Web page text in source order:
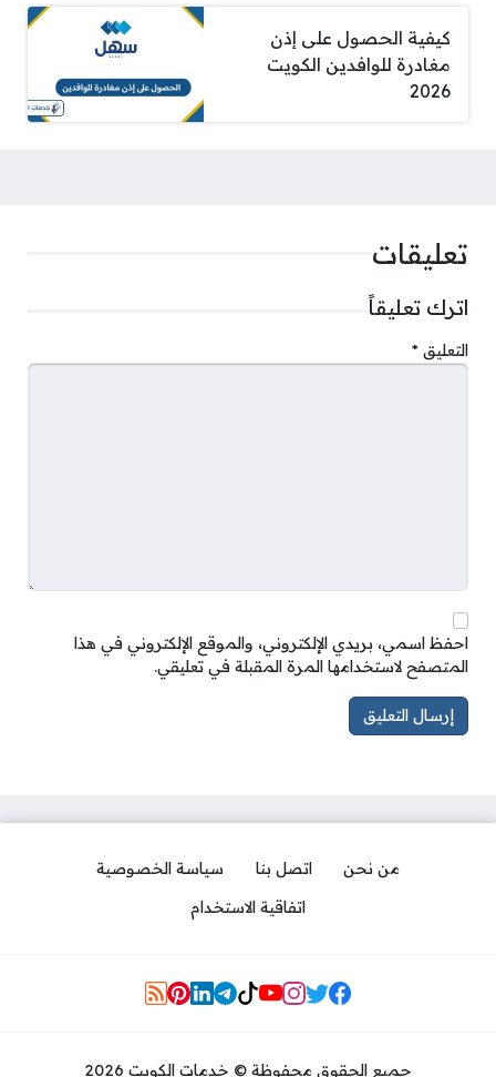
كيفية الحصول على إذن
مغادرة للوافدين الكويت
2026
تعليقات
اترك تعليقاً
التعليق *
احفظ اسمي، بريدي الإلكتروني، والموقع الإلكتروني في هذا
المتصفح لاستخدامها المرة المقبلة في تعليقي.
من نحن اتصل بنا
سياسة الخصوصية
اتفاقية الاستخدام
Social Links
جميع الحقوق محفوظة © خدمات الكويت 2026